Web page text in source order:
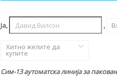
Ја, ,
Хитно желите да
купите
Сим-13 аутоматска линија за